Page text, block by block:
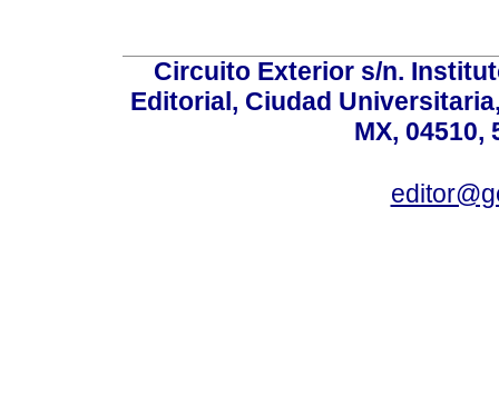
Circuito Exterior s/n.
Editorial, Ciudad
MX, 04510,